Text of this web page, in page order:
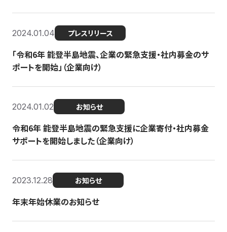
2024.01.04 プレスリリース
「令和6年 能登半島地震、企業の緊急支援・社内募金のサ
ポートを開始」（企業向け）
2024.01.02 お知らせ
令和6年 能登半島地震の緊急支援に企業寄付・社内募金
サポートを開始しました（企業向け）
2023.12.28 お知らせ
年末年始休業のお知らせ